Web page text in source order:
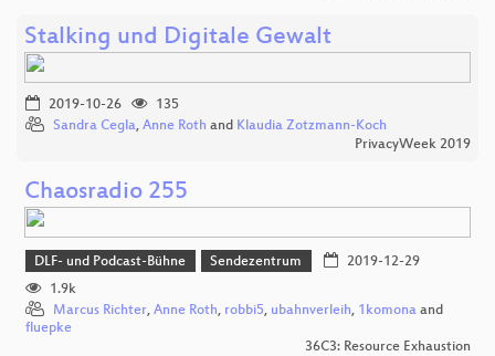
Stalking und Digitale Gewalt
2019-10-26
135
Sandra Cegla, Anne Roth and Klaudia Zotzmann-Koch
PrivacyWeek 2019
Chaosradio 255
DLF- und Podcast-Bühne Sendezentrum
2019-12-29
1.9k
Marcus Richter, Anne Roth, robbi5, ubahnverleih, 1komona and
fluepke
36C3: Resource Exhaustion